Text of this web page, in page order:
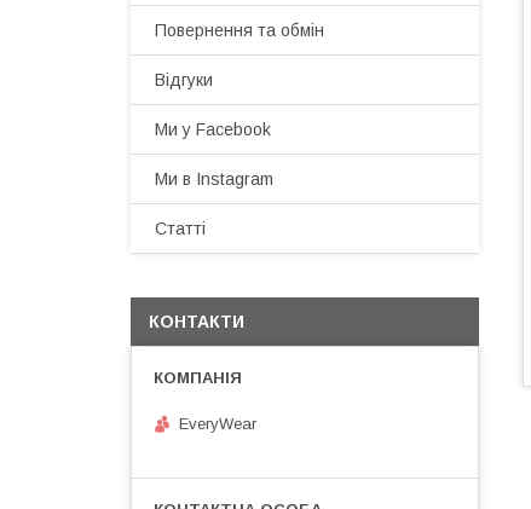
Повернення та обмін
Відгуки
Ми у Facebook
Ми в Instagram
Статті
КОНТАКТИ
EveryWear